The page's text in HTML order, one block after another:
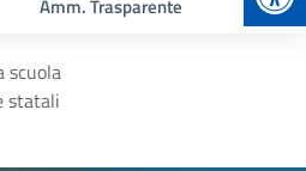
Amm. Trasparente
scuola
statali